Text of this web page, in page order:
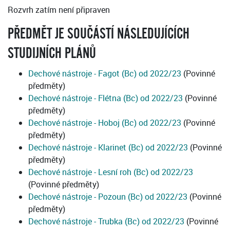
Rozvrh zatím není připraven
PŘEDMĚT JE SOUČÁSTÍ NÁSLEDUJÍCÍCH
STUDIJNÍCH PLÁNŮ
Dechové nástroje - Fagot (Bc) od 2022/23 (Povinné
předměty)
Dechové nástroje - Flétna (Bc) od 2022/23 (Povinné
předměty)
Dechové nástroje - Hoboj (Bc) od 2022/23 (Povinné
předměty)
Dechové nástroje - Klarinet (Bc) od 2022/23 (Povinné
předměty)
Dechové nástroje - Lesní roh (Bc) od 2022/23
(Povinné předměty)
Dechové nástroje - Pozoun (Bc) od 2022/23 (Povinné
předměty)
Dechové nástroje - Trubka (Bc) od 2022/23 (Povinné